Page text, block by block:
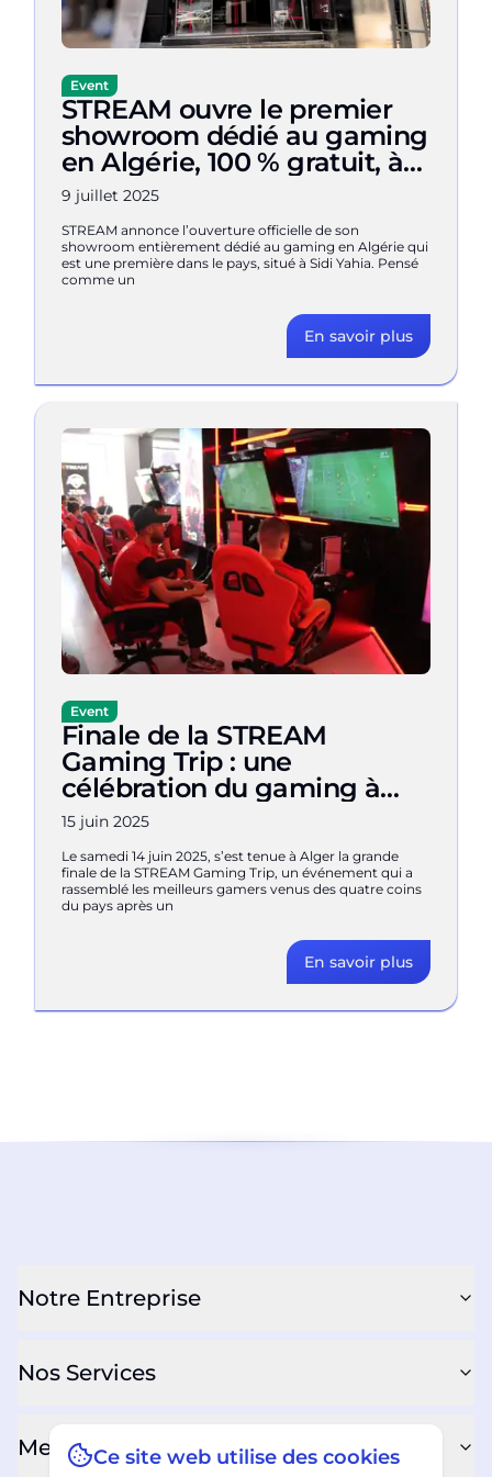
Event
STREAM ouvre le premier
showroom dédié au gaming
en Algérie, 100 % gratuit, à
Sidi Yahia
9 juillet 2025
STREAM annonce l’ouverture officielle de son
showroom entièrement dédié au gaming en Algérie qui
est une première dans le pays, situé à Sidi Yahia. Pensé
comme un
En savoir plus
Event
Finale de la STREAM
Gaming Trip : une
célébration du gaming à
Alger !
15 juin 2025
Le samedi 14 juin 2025, s’est tenue à Alger la grande
finale de la STREAM Gaming Trip, un événement qui a
rassemblé les meilleurs gamers venus des quatre coins
du pays après un
En savoir plus
Notre Entreprise
Nos Services
Mentions Légales
Ce site web utilise des cookies